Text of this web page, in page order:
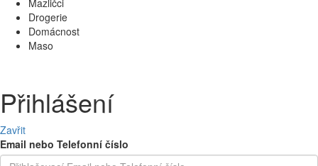
Drogerie
Domácnost
Maso
Přihlášení
Zavřit
Email nebo Telefonní číslo